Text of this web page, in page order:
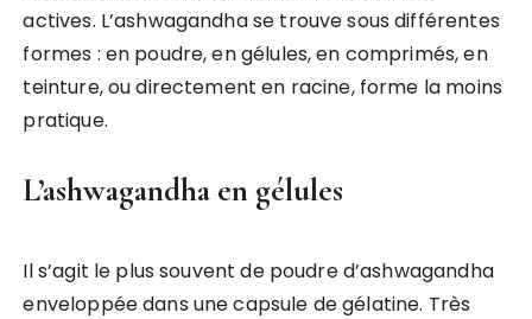
actives. L’ashwagandha se trouve sous différentes
formes : en poudre, en gélules, en comprimés, en
teinture, ou directement en racine, forme la moins
pratique.
L’ashwagandha en gélules
Il s’agit le plus souvent de poudre d’ashwagandha
enveloppée dans une capsule de gélatine. Très